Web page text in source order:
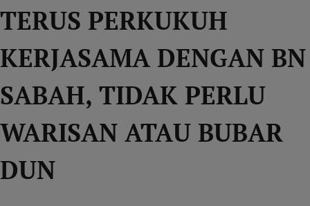
TERUS PERKUKUH
KERJASAMA DENGAN BN
SABAH, TIDAK PERLU
WARISAN ATAU BUBAR
DUN